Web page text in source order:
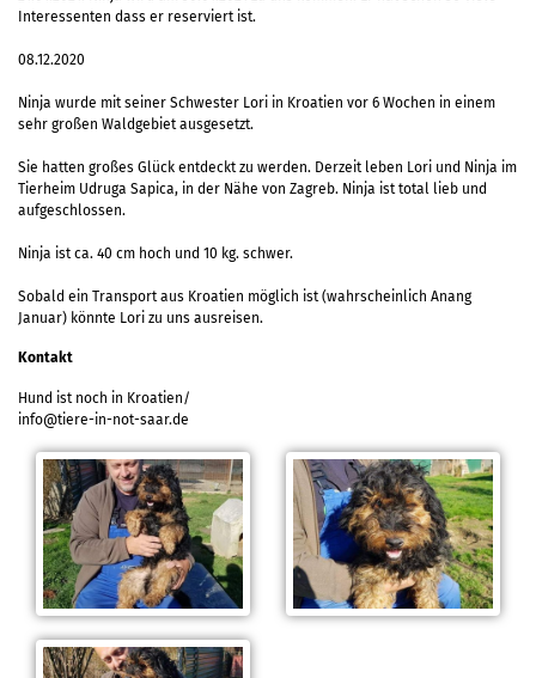
Interessenten dass er reserviert ist.
08.12.2020
Ninja wurde mit seiner Schwester Lori in Kroatien vor 6 Wochen in einem
sehr großen Waldgebiet ausgesetzt.
Sie hatten großes Glück entdeckt zu werden. Derzeit leben Lori und Ninja im
Tierheim Udruga Sapica, in der Nähe von Zagreb. Ninja ist total lieb und
aufgeschlossen.
Ninja ist ca. 40 cm hoch und 10 kg. schwer.
Sobald ein Transport aus Kroatien möglich ist (wahrscheinlich Anang
Januar) könnte Lori zu uns ausreisen.
Kontakt
Hund ist noch in Kroatien/
info@tiere-in-not-saar.de